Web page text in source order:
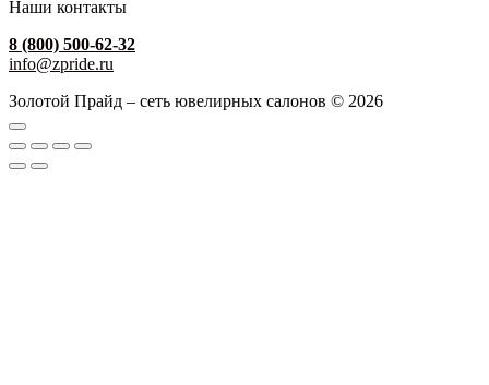
Наши контакты
8 (800) 500-62-32
info@zpride.ru
Золотой Прайд – сеть ювелирных салонов © 2026